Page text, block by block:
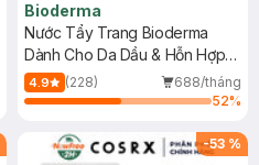
Bioderma
Nước Tẩy Trang Bioderma
Dành Cho Da Dầu & Hỗn Hợp
500ml
4.9 (228)
688/tháng
52%
-53 %